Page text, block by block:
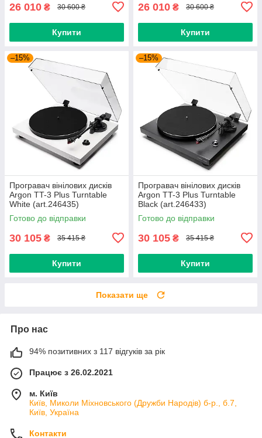
26 010 ₴ 30 600 ₴
Купити
26 010 ₴ 30 600 ₴
Купити
–15%
Програвач вiнiлових дискiв
Argon TT-3 Plus Turntable
White (art.246435)
Готово до відправки
30 105 ₴ 35 415 ₴
Купити
–15%
Програвач вiнiлових дискiв
Argon TT-3 Plus Turntable
Black (art.246433)
Готово до відправки
30 105 ₴ 35 415 ₴
Купити
Показати ще
Про нас
94% позитивних з 117 відгуків за рік
Працює з 26.02.2021
м. Київ
Київ, Миколи Міхновського (Дружби Народів) б-р., б.7,
Київ, Україна
Контакти